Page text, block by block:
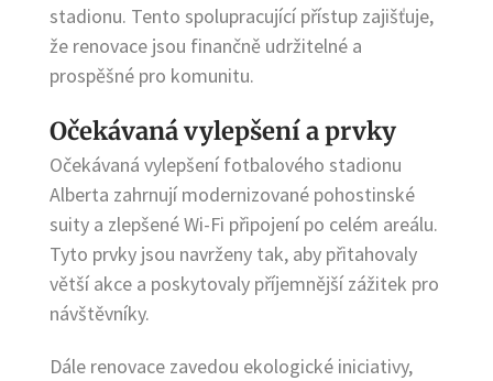
stadionu. Tento spolupracující přístup zajišťuje,
že renovace jsou finančně udržitelné a
prospěšné pro komunitu.
Očekávaná vylepšení a prvky
Očekávaná vylepšení fotbalového stadionu
Alberta zahrnují modernizované pohostinské
suity a zlepšené Wi-Fi připojení po celém areálu.
Tyto prvky jsou navrženy tak, aby přitahovaly
větší akce a poskytovaly příjemnější zážitek pro
návštěvníky.
Dále renovace zavedou ekologické iniciativy,